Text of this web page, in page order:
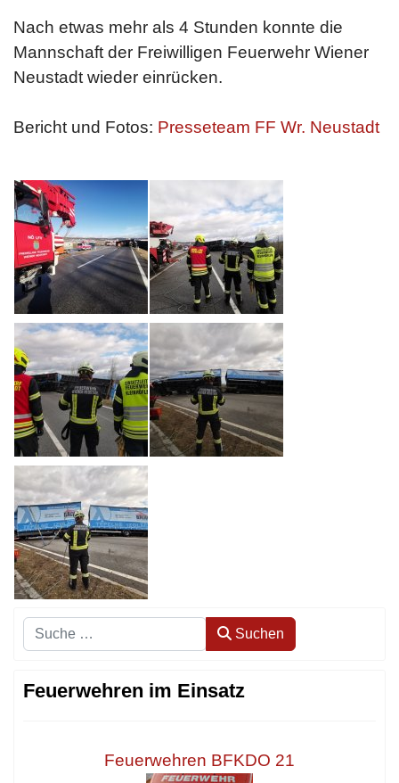
Nach etwas mehr als 4 Stunden konnte die
Mannschaft der Freiwilligen Feuerwehr Wiener
Neustadt wieder einrücken.
Bericht und Fotos: Presseteam FF Wr. Neustadt
Suchen Suchen
Feuerwehren im Einsatz
Feuerwehren BFKDO 21